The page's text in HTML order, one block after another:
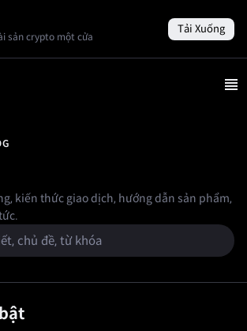
sản crypto một cửa
Tải Xuống
kiến thức giao dịch, hướng dẫn sản phẩm,